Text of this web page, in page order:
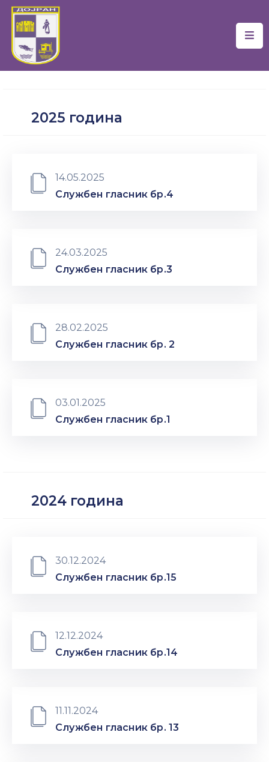
Почетна
Новости
Документи
Туризам
2025 година
14.05.2025
Службен гласник бр.4
24.03.2025
Службен гласник бр.3
28.02.2025
Службен гласник бр. 2
03.01.2025
Службен гласник бр.1
2024 година
30.12.2024
Службен гласник бр.15
12.12.2024
Службен гласник бр.14
11.11.2024
Службен гласник бр. 13